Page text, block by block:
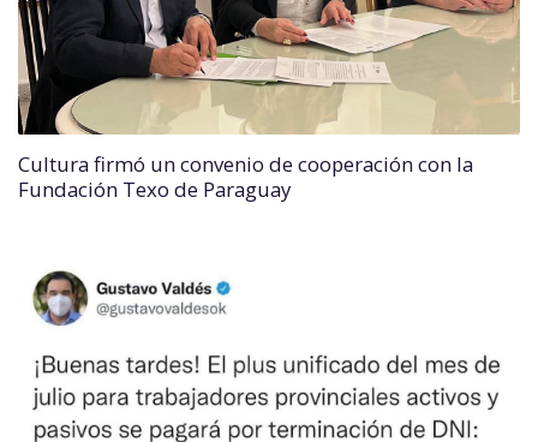
Cultura firmó un convenio de cooperación con la
Fundación Texo de Paraguay